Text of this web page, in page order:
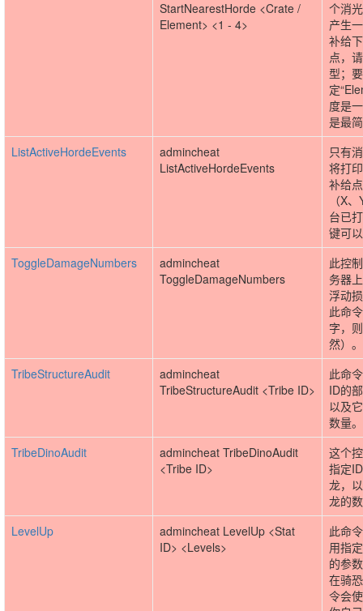
StartNearestHorde <Crate /
Element> <1 - 4>
个消
产生
补给
点，
型；
定
度是
是最
ListActiveHordeEvents
admincheat
ListActiveHordeEvents
只有
将打
补给
（X
台已
键可
ToggleDamageNumbers
admincheat
ToggleDamageNumbers
此控
务器
浮动
此命
字，
然）。
TribeStructureAudit
admincheat
TribeStructureAudit <Tribe ID>
此命
ID的
以及
数量。
TribeDinoAudit
admincheat TribeDinoAudit
<Tribe ID>
这个
指定
龙，
龙的
LevelUp
admincheat LevelUp <Stat
ID> <Levels>
此命
用指
的参
在骑
令会